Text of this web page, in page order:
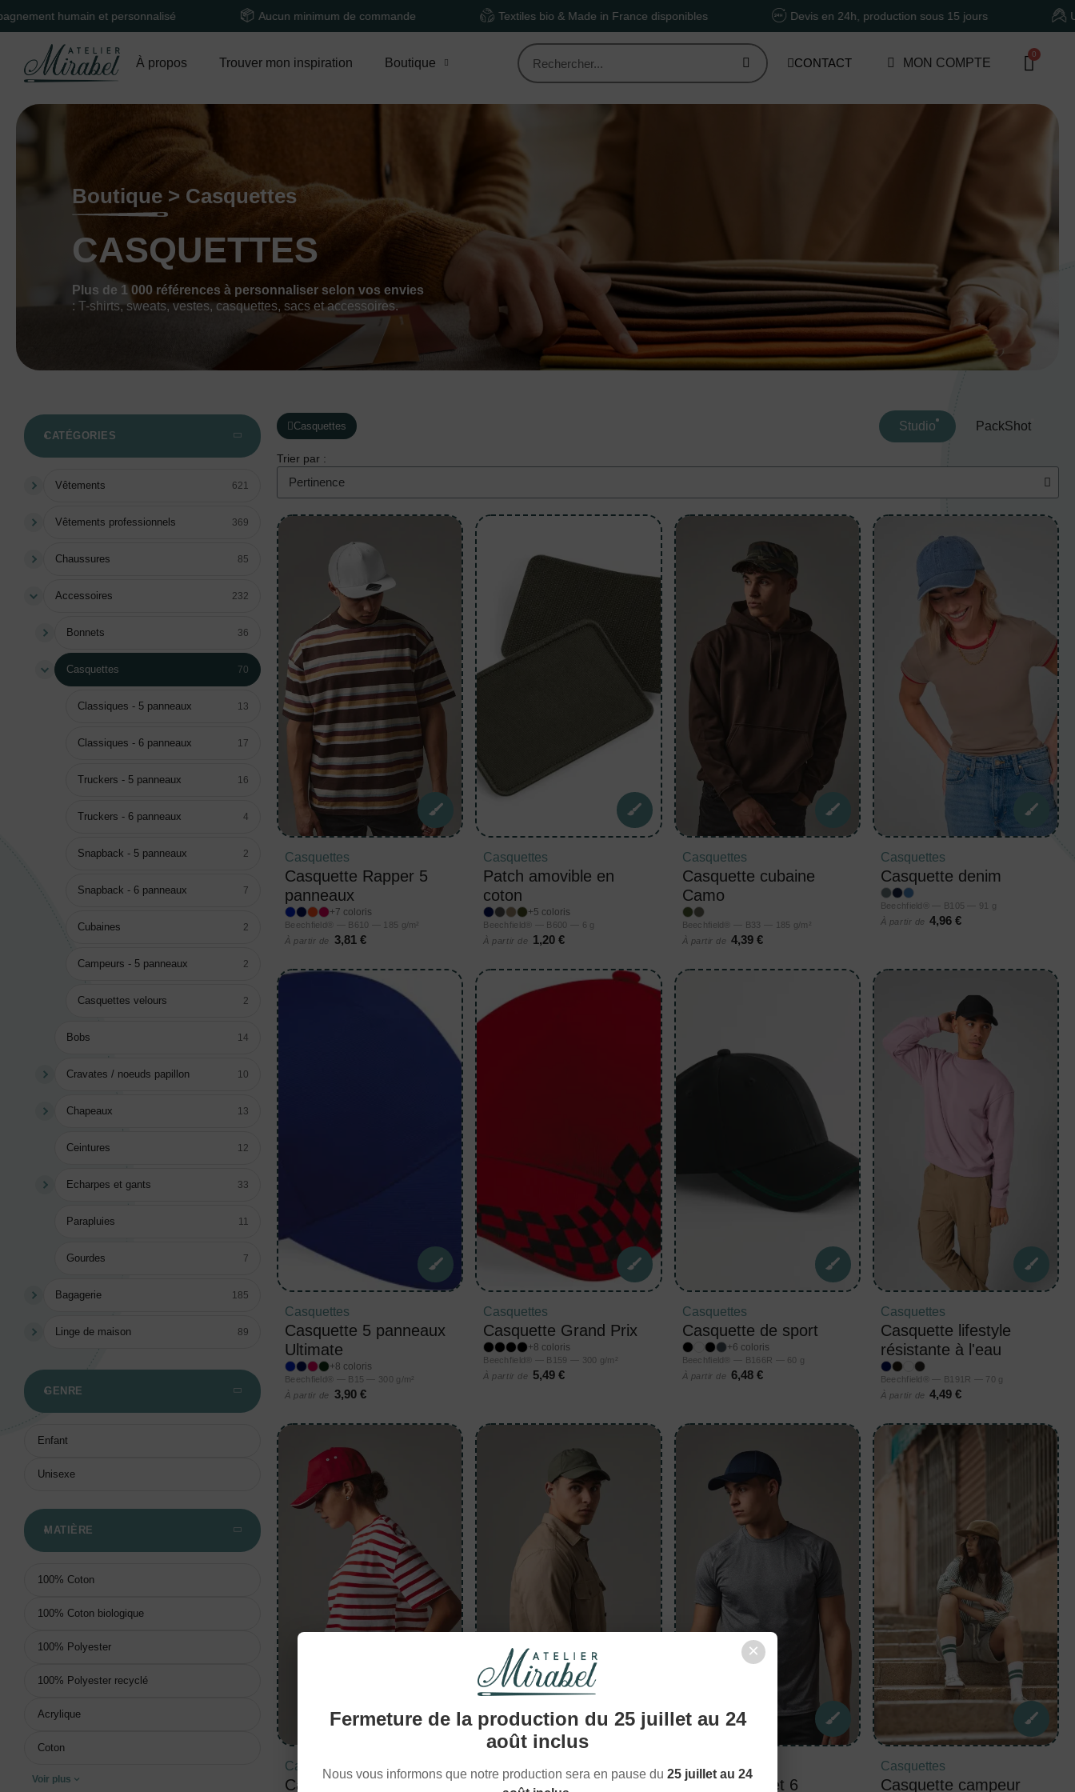
×
Fermeture de la production du 25 juillet au 24
août inclus
Nous vous informons que notre production sera en pause du 25 juillet au 24
et personnalisé Aucun minimum de commande Textiles bio & Made in France disponibles Devis en 24h, production sous 15 jours Un
À propos Trouver mon inspiration Boutique CONTACT MON COMPTE
Boutique > Casquettes
CASQUETTES
Plus de 1 000 références à personnaliser selon vos envies
: T-shirts, sweats, vestes, casquettes, sacs et accessoires.
CATÉGORIES
Vêtements 621
Vêtements professionnels 369
Chaussures 85
Accessoires 232
Bonnets 36
Casquettes 70
Classiques - 5 panneaux 13
Classiques - 6 panneaux 17
Truckers - 5 panneaux 16
Truckers - 6 panneaux 4
Snapback - 5 panneaux 2
Snapback - 6 panneaux 7
Cubaines 2
Campeurs - 5 panneaux 2
Casquettes velours 2
Bobs 14
Cravates / noeuds papillon 10
Chapeaux 13
Ceintures 12
Echarpes et gants 33
Parapluies 11
Gourdes 7
Bagagerie 185
Linge de maison 89
GENRE
Enfant
Unisexe
MATIÈRE
100% Coton
100% Coton biologique
100% Polyester
100% Polyester recyclé
Acrylique
Coton
Voir plus
Casquettes Studio PackShot
Trier par :
Casquettes
Casquette Rapper 5
panneaux
+7 coloris
Beechfield® — B610 — 185 g/m²
À partir de
3,81 €
Casquettes
Patch amovible en
coton
+5 coloris
Beechfield® — B600 — 6 g
À partir de
1,20 €
Casquettes
Casquette cubaine
Camo
Beechfield® — B33 — 185 g/m²
À partir de 4,39 €
Casquettes
Casquette denim
Beechfield® — B105 — 91 g
À partir de
4,96 €
Casquettes
Casquette 5 panneaux
Ultimate
+8 coloris
Beechfield® — B15 — 300 g/m²
À partir de
3,90 €
Casquettes
Casquette Grand Prix
+8 coloris
Beechfield® — B159 — 300 g/m²
À partir de
5,49 €
Casquettes
Casquette de sport
+6 coloris
Beechfield® — B166R — 60 g
À partir de 6,48 €
Casquettes
Casquette lifestyle
résistante à l'eau
Beechfield® — B191R — 70 g
À partir de
4,49 €
Casquettes
Casquette homme
Casquettes
Casquette style
Casquettes
Casquette filet 6
Casquettes
Casquette campeur